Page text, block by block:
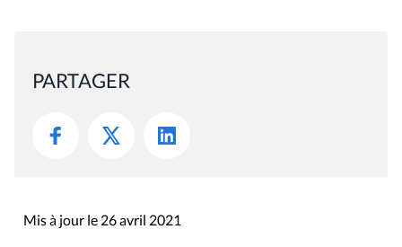
PARTAGER
Mis à jour le 26 avril 2021